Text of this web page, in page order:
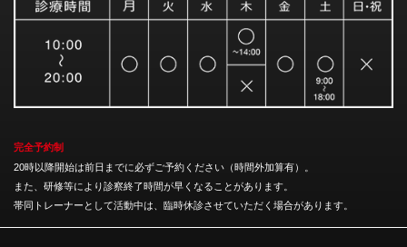
完全予約制
20時以降開始は前日までに必ずご予約ください（時間外加算有）。
また、研修等により診察終了時間が早くなることがあります。
帯同トレーナーとして活動中は、臨時休診させていただく場合があります。